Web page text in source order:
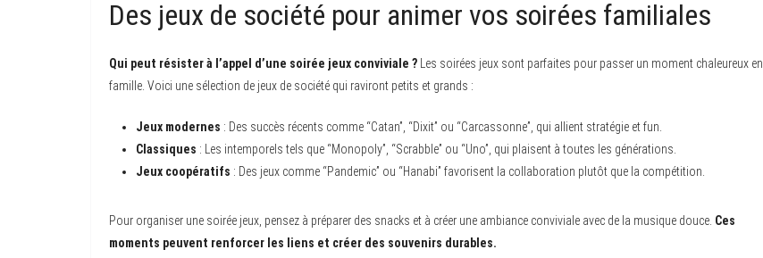
Des jeux de société pour animer vos soirées familiales
Qui peut résister à l’appel d’une soirée jeux conviviale ? Les soirées jeux sont parfaites pour passer un moment chaleureux en
famille. Voici une sélection de jeux de société qui raviront petits et grands :
Jeux modernes : Des succès récents comme “Catan”, “Dixit” ou “Carcassonne”, qui allient stratégie et fun.
Classiques : Les intemporels tels que “Monopoly”, “Scrabble” ou “Uno”, qui plaisent à toutes les générations.
Jeux coopératifs : Des jeux comme “Pandemic” ou “Hanabi” favorisent la collaboration plutôt que la compétition.
Pour organiser une soirée jeux, pensez à préparer des snacks et à créer une ambiance conviviale avec de la musique douce. Ces
moments peuvent renforcer les liens et créer des souvenirs durables.